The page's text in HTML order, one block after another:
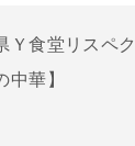
Ｙ食堂リスペ
中華】